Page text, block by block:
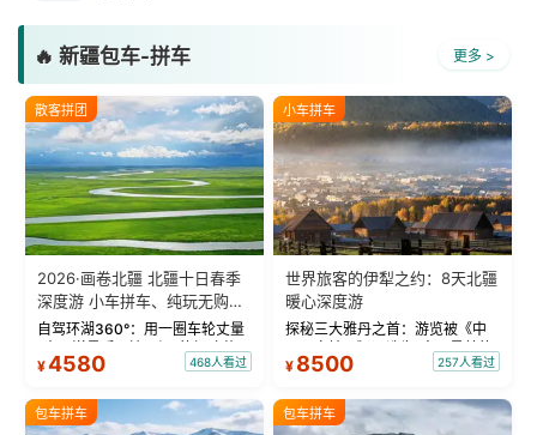
🔥 新疆包车-拼车 更多 >
散客拼团
2026·画卷北疆 北疆十日春季
深度游 小车拼车、纯玩无购
物！
自驾环湖360°：用一圈车轮丈量
“大西洋最后一滴眼泪”的极致蔚
蓝。 赛湖旅拍：甄选多款风格服
绝美瞬间。 赛湖坦克300跟车视
频：专业摄影师...
¥4580 468人看过
小车拼车
世界旅客的伊犁之约：8天北疆
暖心深度游
探秘三大雅丹之首：游览被《中
国国家地理》评选为“中国最美的
三大雅丹”第一名的克拉玛依魔鬼
瓦人最大村落——禾木村，欣赏
晨雾与小木...
¥ 8500 257人看过
包车拼车 包车拼车